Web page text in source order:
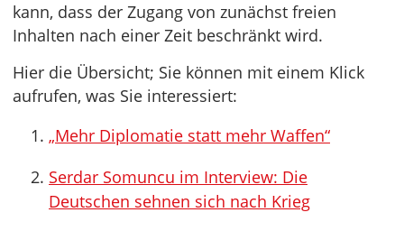
kann, dass der Zugang von zunächst freien
Inhalten nach einer Zeit beschränkt wird.
Hier die Übersicht; Sie können mit einem Klick
aufrufen, was Sie interessiert:
„Mehr Diplomatie statt mehr Waffen“
Serdar Somuncu im Interview: Die
Deutschen sehnen sich nach Krieg